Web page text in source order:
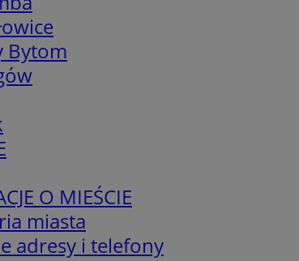
Bytom
O MIEŚCIE
miasta
adresy i telefony